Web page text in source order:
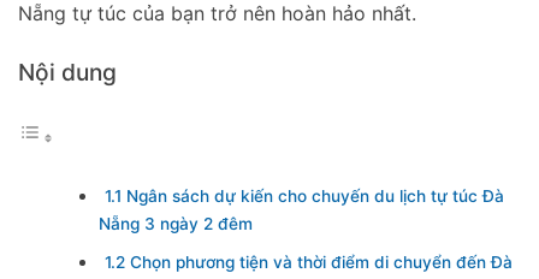
Nẵng tự túc của bạn trở nên hoàn hảo nhất.
Nội dung
1.1 Ngân sách dự kiến cho chuyến du lịch tự túc Đà
Nẵng 3 ngày 2 đêm
1.2 Chọn phương tiện và thời điểm di chuyển đến Đà